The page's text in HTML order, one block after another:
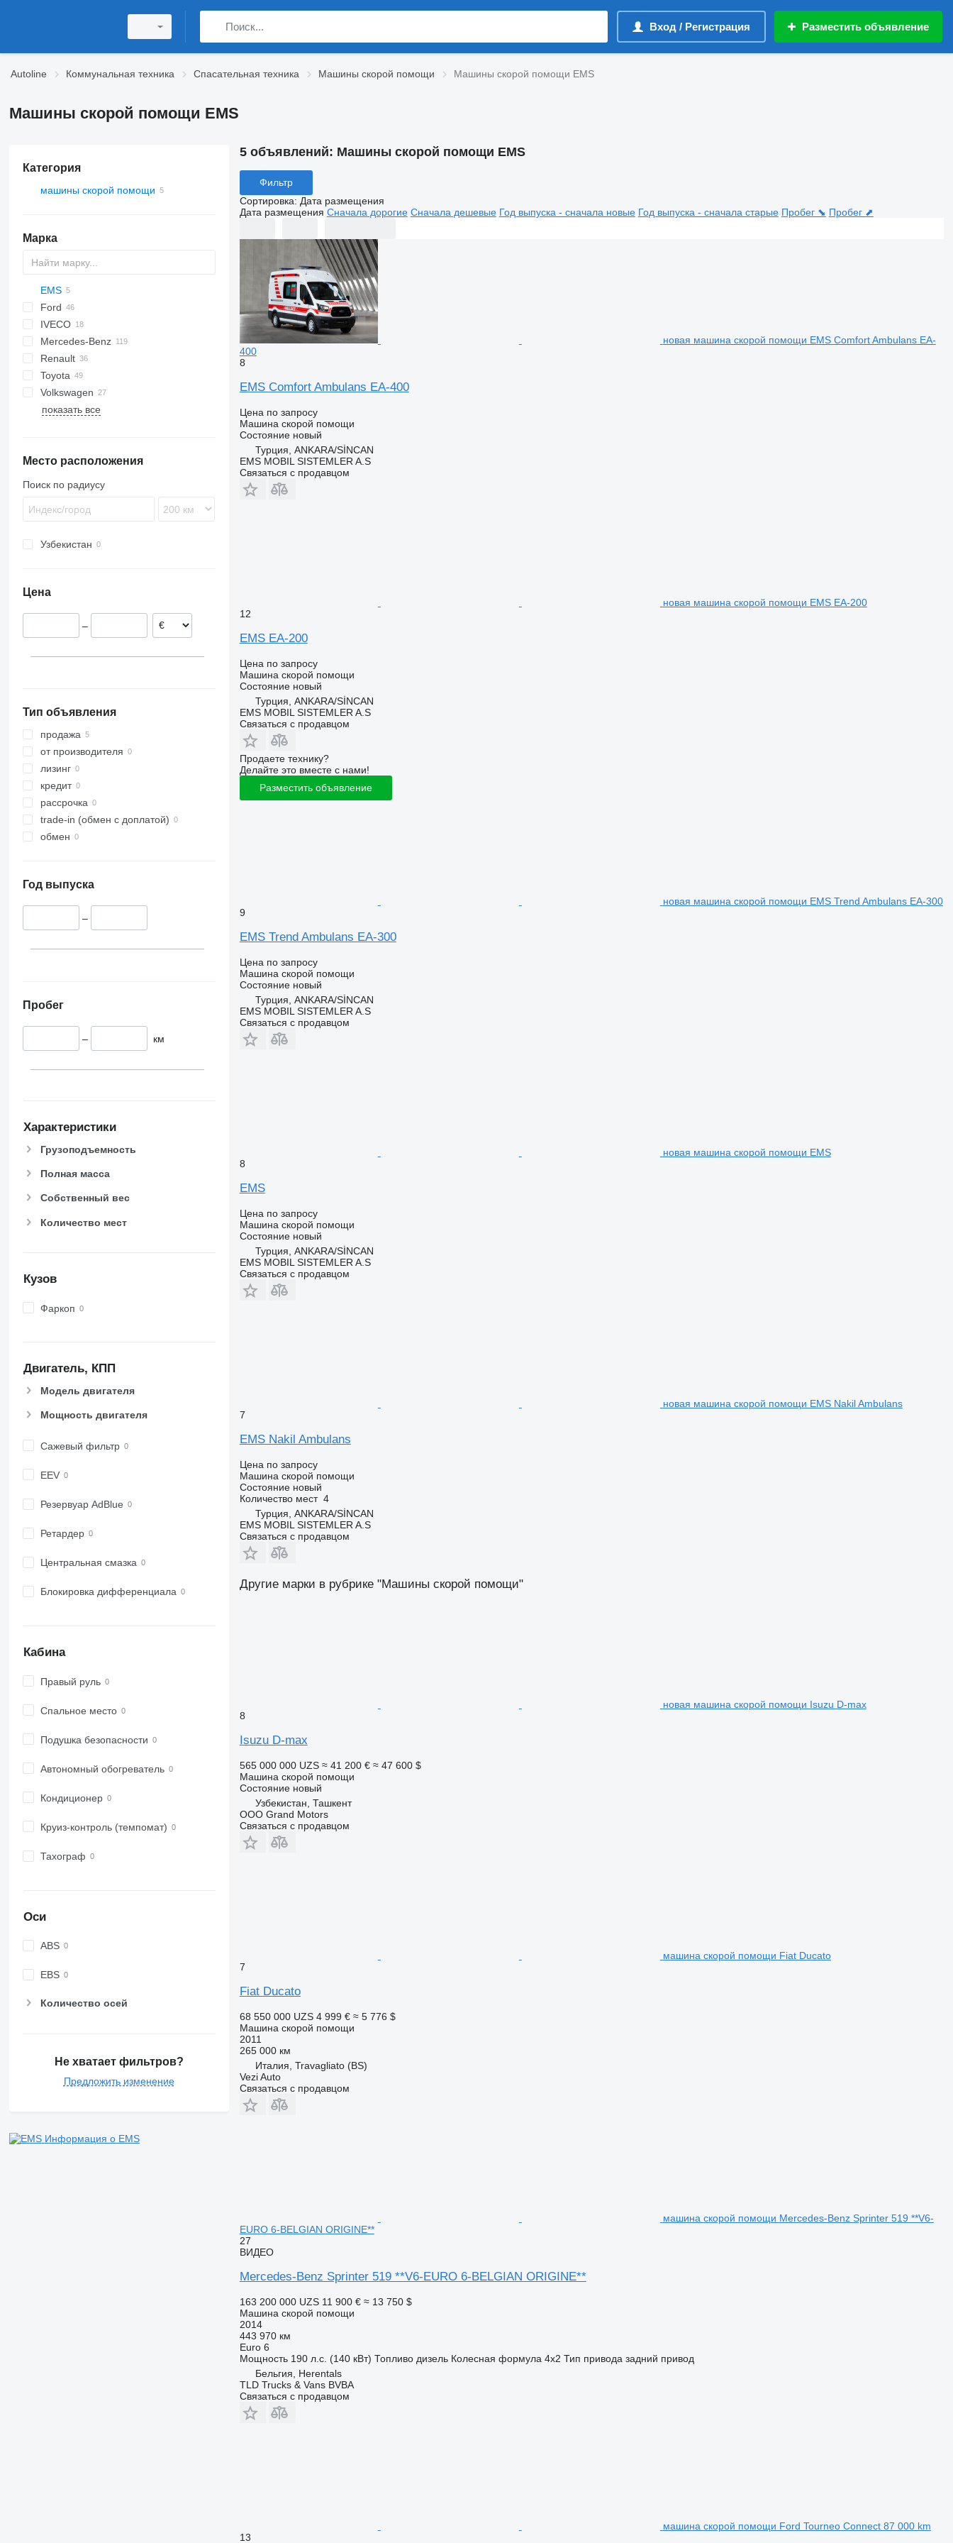
Вход / Регистрация Разместить объявление
Autoline Коммунальная техника Спасательная техника Машины скорой помощи Машины скорой помощи EMS
Машины скорой помощи EMS
Категория
машины скорой помощи
Марка
2-Series
X-Series
Express
Tahoe
Berlingo
Jumper
Jumpy
YA
EMS
Doblo
Ducato
Scudo
Talento
Ford
Explorer
F-series
Ranger
Tourneo
Transit
H-series
IVECO
Daily
D-Max
FVR
Defender
TGA
TGE
Mercedes-Benz
Atego
Sprinter
Vito
Caravan
NV
Patrol
Primastar
Movano
Vivaro
Boxer
Expert
Renault
C-series
Master
T-series
Toyota
Hiace
Hilux
Volkswagen
Amarok
S-series
показать все
Место расположения
Поиск по радиусу
Узбекистан
Цена
–
Тип объявления
продажа
от производителя
лизинг
кредит
рассрочка
trade-in (обмен с доплатой)
обмен
Год выпуска
–
Пробег
– км
Характеристики
Грузоподъемность
Полная масса
Собственный вес
Количество мест
Кузов
Фаркоп
Двигатель, КПП
Модель двигателя
Мощность двигателя
Сажевый фильтр
EEV
Резервуар AdBlue
Ретардер
Центральная смазка
Блокировка дифференциала
Кабина
Правый руль
Спальное место
Подушка безопасности
Автономный обогреватель
Кондиционер
Круиз-контроль (темпомат)
Тахограф
Оси
ABS
EBS
Количество осей
Не хватает фильтров?
Предложить изменение
Информация о EMS
5 объявлений: Машины скорой помощи EMS
Фильтр
Сортировка: Дата размещения
Дата размещения Сначала дорогие Сначала дешевые Год выпуска - сначала новые Год выпуска - сначала старые Пробег ⬊ Пробег ⬈
новая машина скорой помощи EMS Comfort Ambulans EA-
400
8
EMS Comfort Ambulans EA-400
Цена по запросу
Машина скорой помощи
Состояниеновый
Турция, ANKARA/SİNCAN
EMS MOBIL SISTEMLER A.S
Связаться с продавцом
новая машина скорой помощи EMS EA-200
12
EMS EA-200
Цена по запросу
Машина скорой помощи
Состояниеновый
Турция, ANKARA/SİNCAN
EMS MOBIL SISTEMLER A.S
Связаться с продавцом
Продаете технику?
Делайте это вместе с нами!
Разместить объявление
новая машина скорой помощи EMS Trend Ambulans EA-300
9
EMS Trend Ambulans EA-300
Цена по запросу
Машина скорой помощи
Состояниеновый
Турция, ANKARA/SİNCAN
EMS MOBIL SISTEMLER A.S
Связаться с продавцом
новая машина скорой помощи EMS
8
EMS
Цена по запросу
Машина скорой помощи
Состояниеновый
Турция, ANKARA/SİNCAN
EMS MOBIL SISTEMLER A.S
Связаться с продавцом
новая машина скорой помощи EMS Nakil Ambulans
7
EMS Nakil Ambulans
Цена по запросу
Машина скорой помощи
Состояниеновый
Количество мест 4
Турция, ANKARA/SİNCAN
EMS MOBIL SISTEMLER A.S
Связаться с продавцом
Другие марки в рубрике "Машины скорой помощи"
новая машина скорой помощи Isuzu D-max
8
Isuzu D-max
565 000 000 UZS ≈ 41 200 € ≈ 47 600 $
Машина скорой помощи
Состояниеновый
Узбекистан, Ташкент
OOO Grand Motors
Связаться с продавцом
машина скорой помощи Fiat Ducato
7
Fiat Ducato
68 550 000 UZS 4 999 € ≈ 5 776 $
Машина скорой помощи
2011
265 000 км
Италия, Travagliato (BS)
Vezi Auto
Связаться с продавцом
машина скорой помощи Mercedes-Benz Sprinter 519 **V6-
EURO 6-BELGIAN ORIGINE**
27
ВИДЕО
Mercedes-Benz Sprinter 519 **V6-EURO 6-BELGIAN ORIGINE**
163 200 000 UZS 11 900 € ≈ 13 750 $
Машина скорой помощи
2014
443 970 км
Euro 6
Мощность 190 л.с. (140 кВт) Топливо дизель Колесная формула 4x2 Тип привода задний привод
Бельгия, Herentals
TLD Trucks & Vans BVBA
Связаться с продавцом
машина скорой помощи Ford Tourneo Connect 87 000 km
13